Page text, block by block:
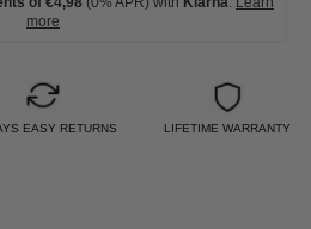
more
EASY RETURNS LIFETIME WARRANTY